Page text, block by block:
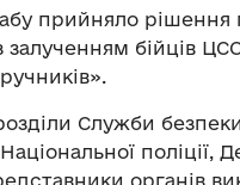
прийняло
залученням бійців
Служби
поліції,
органів